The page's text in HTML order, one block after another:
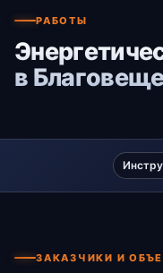
РАБОТЫ
в
ЗАКАЗЧИКИ И